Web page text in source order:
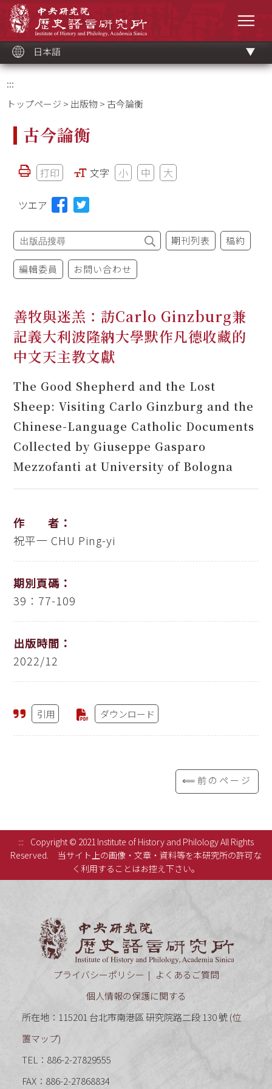
ッ
ク
日本語
:::
トップページ > 出版物 > 古今論衡
古今論衡
打印 文字 小 中 大
ツエア
期刊列表 稿約
編輯委員 お問い合わせ
善牧與迷羔：訪Carlo Ginzburg兼
記義大利波隆納大學默作凡德收藏的
中文天主教文獻
The Good Shepherd and the Lost
Sheep: Visiting Carlo Ginzburg and the
Chinese-Language Catholic Documents
Collected by Giuseppe Gasparo
Mezzofanti at University of Bologna
作 者：
祝平一 CHU Ping-yi
期別頁碼：
39：77-109
出版時間：
2022/12
引用 ダウンロード
⟸前のページ
:::
Copyright © 2021 Institute of History and Philology All Rights
Reserved.
当サイト上の画像・文章・資料等を本研究所の許可な
く利用することはお控え下さい。
プライバシーポリシー
よくあるご質問
個人情報の保護に関する
所在地：115201 台北市南港區 研究院路二段 130 號 (位
置マップ)
TEL：886-2-27829555
FAX：886-2-27868834